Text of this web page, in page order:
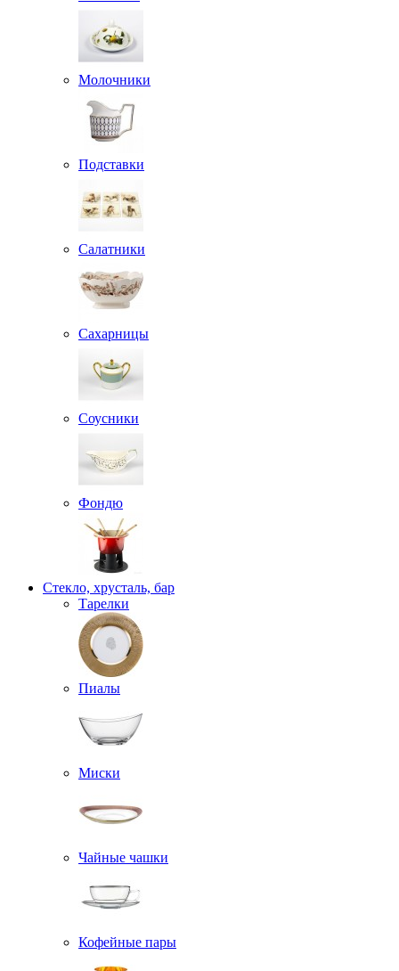
Молочники
Подставки
Салатники
Сахарницы
Соусники
Фондю
Стекло, хрусталь, бар
Тарелки
Пиалы
Миски
Чайные чашки
Кофейные пары